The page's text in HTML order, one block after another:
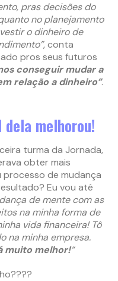
pras decisões do
no planejamento
o dinheiro de
, conta
pros seus futuros
conseguir mudar a
relação a dinheiro”.
melhorou!
turma da Jornada,
obter mais
de mudança
Eu vou até
de mente com as
na minha forma de
vida financeira! Tô
na minha empresa.
muito melhor!“